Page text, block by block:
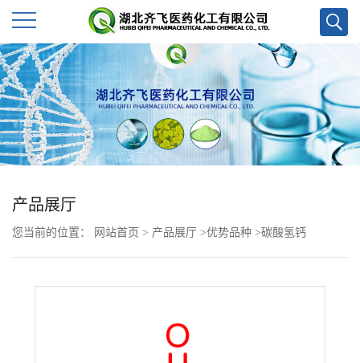
公
司
首
产品展厅
您当前的位置： 网站首页 > 产品展厅 >优势品种 >碳酸氢钙